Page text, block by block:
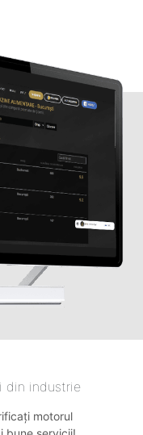
din industrie
motorul